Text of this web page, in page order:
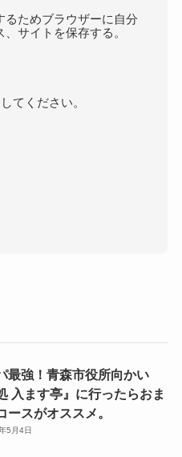
るためブラウザーに自分
サイトを保存する。
てください。
最強！青森市役所向かい
入ます亭』に行ったらおま
ースがオススメ。
5月4日